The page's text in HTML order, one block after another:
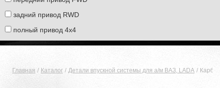
задний привод RWD
полный привод 4х4
Главная Каталог Детали впускной системы для а/м ВАЗ, LADA